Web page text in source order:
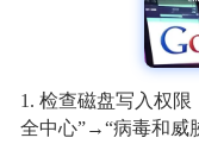
1. 检查磁盘写入权
全中心”→“病毒和威